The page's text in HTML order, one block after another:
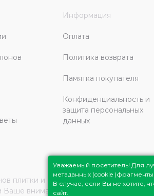
Информация
Оплата
Политика возврата
Памятка покупателя
Конфиденциальность и
защита персональных
данных
плитки и сантехники Плитка
внимание на то, что вся
Уважаемый посетитель! Для
метаданных (cookie
В случае, если Вы не хотите,
сайт.